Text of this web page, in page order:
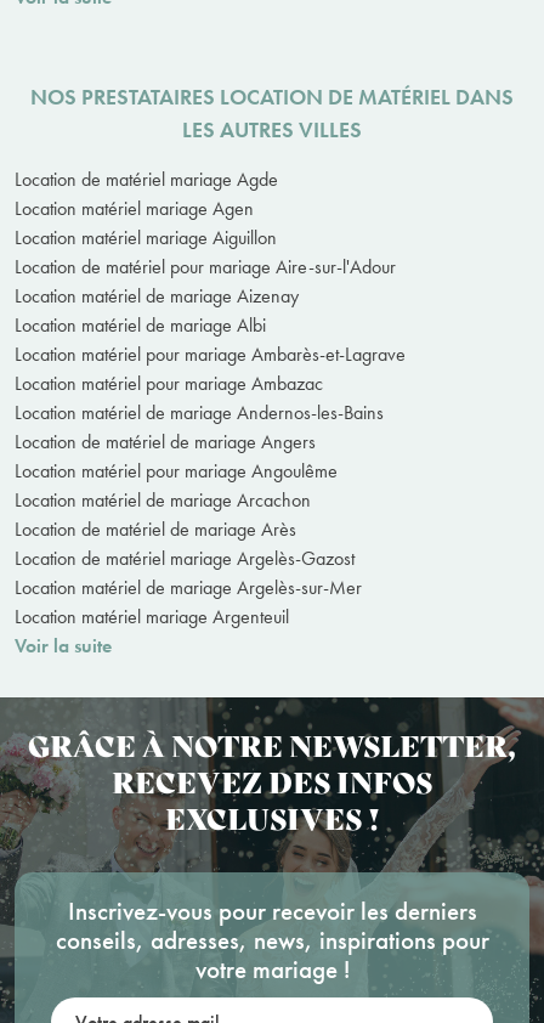
NOS PRESTATAIRES LOCATION DE MATÉRIEL DANS
LES AUTRES VILLES
Location de matériel mariage Agde
Location matériel mariage Agen
Location matériel mariage Aiguillon
Location de matériel pour mariage Aire-sur-l'Adour
Location matériel de mariage Aizenay
Location matériel de mariage Albi
Location matériel pour mariage Ambarès-et-Lagrave
Location matériel pour mariage Ambazac
Location matériel de mariage Andernos-les-Bains
Location de matériel de mariage Angers
Location matériel pour mariage Angoulême
Location matériel de mariage Arcachon
Location de matériel de mariage Arès
Location de matériel mariage Argelès-Gazost
Location matériel de mariage Argelès-sur-Mer
Location matériel mariage Argenteuil
Voir la suite
GRÂCE À NOTRE NEWSLETTER,
RECEVEZ DES INFOS
EXCLUSIVES !
Inscrivez-vous pour recevoir les derniers
conseils, adresses, news, inspirations pour
votre mariage !